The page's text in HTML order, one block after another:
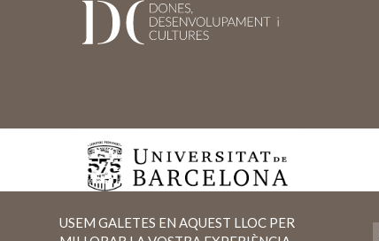
USEM GALETES EN AQUEST LLOC PER